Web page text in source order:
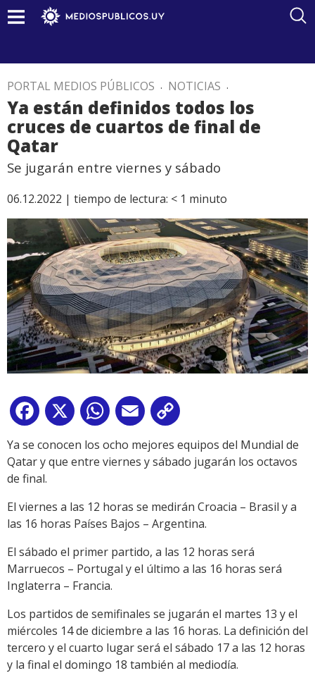
PORTAL MEDIOS PÚBLICOS . NOTICIAS .
Ya están definidos todos los
cruces de cuartos de final de
Qatar
Se jugarán entre viernes y sábado
06.12.2022 | tiempo de lectura: < 1 minuto
Facebook
X WhatsApp
Email
Link
Ya se conocen los ocho mejores equipos del Mundial de
Qatar y que entre viernes y sábado jugarán los octavos
de final.
El viernes a las 12 horas se medirán Croacia – Brasil y a
las 16 horas Países Bajos – Argentina.
El sábado el primer partido, a las 12 horas será
Marruecos – Portugal y el último a las 16 horas será
Inglaterra – Francia.
Los partidos de semifinales se jugarán el martes 13 y el
miércoles 14 de diciembre a las 16 horas. La definición del
tercero y el cuarto lugar será el sábado 17 a las 12 horas
y la final el domingo 18 también al mediodía.